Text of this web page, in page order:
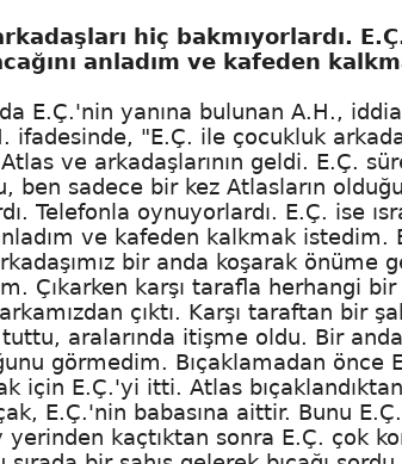
hiç bakmıyorlardı.
anladım ve kafeden
E.Ç.'nin yanına bulunan A.H.,
ifadesinde, "E.Ç. ile çocukluk
ve arkadaşlarının geldi. E.Ç.
ben sadece bir kez Atlasların
Telefonla oynuyorlardı. E.Ç. ise
ve kafeden kalkmak
bir anda koşarak
Çıkarken karşı tarafla herhangi
çıktı. Karşı taraftan bir
tuttu, aralarında itişme oldu. Bir
görmedim. Bıçaklamadan
için E.Ç.'yi itti. Atlas
E.Ç.'nin babasına aittir. Bunu
yerinden kaçtıktan sonra E.Ç. çok